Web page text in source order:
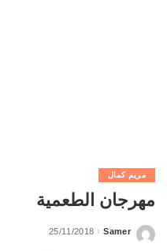
مريم كمال
مهرجان الطعمية
Posted
Samer
25/11/2018